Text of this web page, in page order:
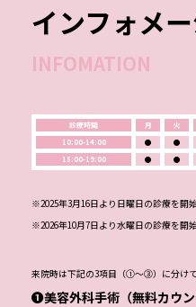
インフォメ
INFOMATION
診療時間 月 火
10:00-14:00
● ●
15:00-19:00
● ●
※2025年3月16日より日曜日の診療を開
※2026年10月7日より水曜日の診療を開
来院時は下記の3項目（①～③）に分けて
❶美容外科手術（無料カウ